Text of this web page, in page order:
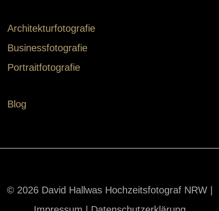
Architekturfotografie
Businessfotografie
Portraitfotografie
Blog
© 2026 David Hallwas Hochzeitsfotograf NRW |